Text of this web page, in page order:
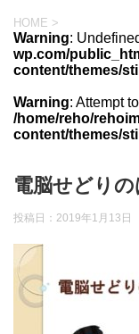
HOME >
Warning:
wp.com/
content/themes/
Warning: Attempt
/home/reho/
content/themes/
電脳せどり
投稿日： 2019年1月13日